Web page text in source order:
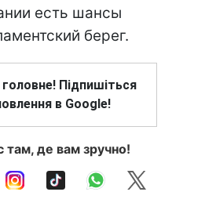
есть шансы
берег.
Підпишіться
в Google!
там, де вам зручно!